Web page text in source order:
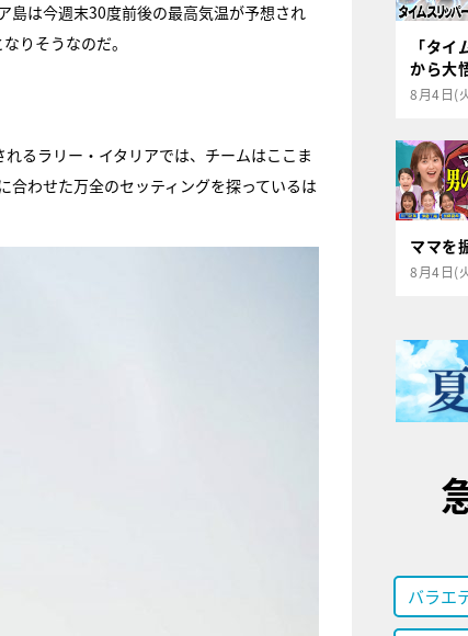
島は今週末30度前後の最高気温が予想され
りそうなのだ。
るラリー・イタリアでは、チームはここま
合わせた万全のセッティングを探っているは
「タ
から大
8月4日(
ママを
8月4日(
バラエ